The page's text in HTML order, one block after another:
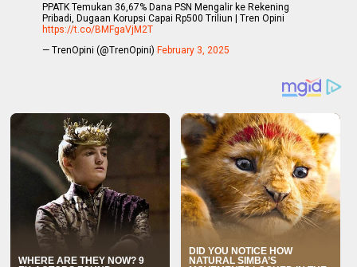
PPATK Temukan 36,67% Dana PSN Mengalir ke Rekening
Pribadi, Dugaan Korupsi Capai Rp500 Triliun | Tren Opini
https://t.co/BMFgaVjM2T
— TrenOpini (@TrenOpini)February 3, 2025